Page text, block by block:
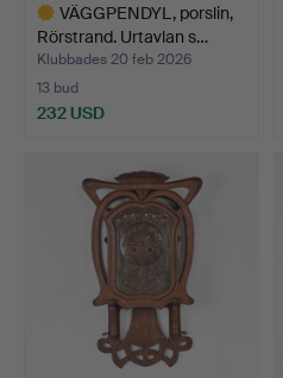
VÄGGPENDYL, porslin,
Rörstrand. Urtavlan s…
Klubbades 20 feb 2026
13 bud
232 USD